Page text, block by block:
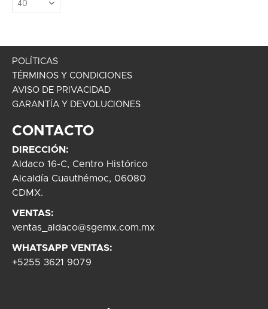
POLÍTICAS
TÉRMINOS Y CONDICIONES
AVISO DE PRIVACIDAD
GARANTÍA Y DEVOLUCIONES
CONTACTO
DIRECCIÓN:
Aldaco 16-C, Centro Histórico
Alcaldía Cuauthémoc, 06080
CDMX.
VENTAS:
ventas_aldaco@sgemx.com.mx
WHATSAPP VENTAS:
+5255 3621 9079